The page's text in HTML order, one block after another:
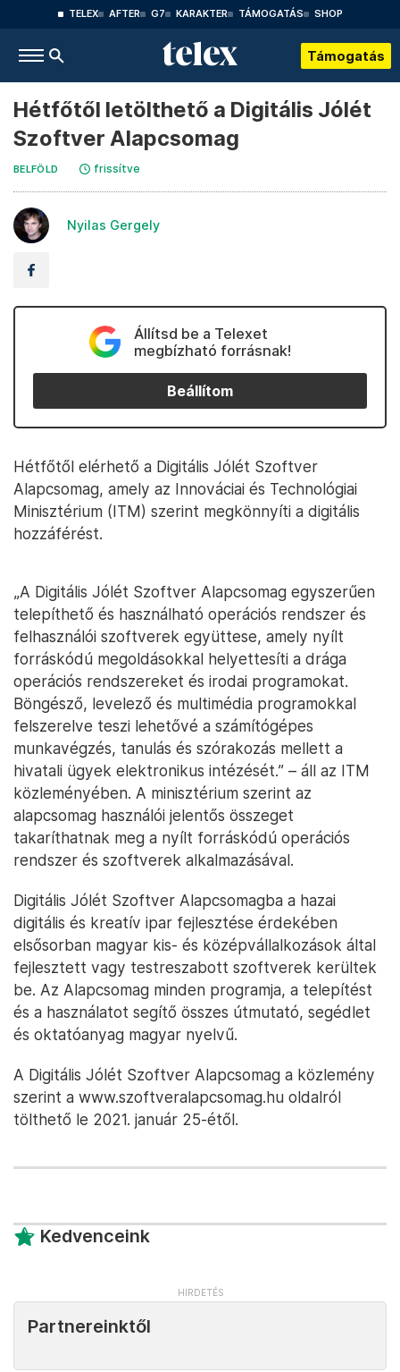
TELEX AFTER G7 KARAKTER TÁMOGATÁS SHOP
Támogatás
Hétfőtől letölthető a Digitális Jólét
Szoftver Alapcsomag
BELFÖLD frissítve
Nyilas Gergely
Állítsd be a Telexet
megbízható forrásnak!
Beállítom
Hétfőtől elérhető a Digitális Jólét Szoftver
Alapcsomag, amely az Innováciai és Technológiai
Minisztérium (ITM) szerint megkönnyíti a digitális
hozzáférést.
„A Digitális Jólét Szoftver Alapcsomag egyszerűen
telepíthető és használható operációs rendszer és
felhasználói szoftverek együttese, amely nyílt
forráskódú megoldásokkal helyettesíti a drága
operációs rendszereket és irodai programokat.
Böngésző, levelező és multimédia programokkal
felszerelve teszi lehetővé a számítógépes
munkavégzés, tanulás és szórakozás mellett a
hivatali ügyek elektronikus intézését.” – áll az ITM
közleményében. A minisztérium szerint az
alapcsomag használói jelentős összeget
takaríthatnak meg a nyílt forráskódú operációs
rendszer és szoftverek alkalmazásával.
Digitális Jólét Szoftver Alapcsomagba a hazai
digitális és kreatív ipar fejlesztése érdekében
elsősorban magyar kis- és középvállalkozások által
fejlesztett vagy testreszabott szoftverek kerültek
be. Az Alapcsomag minden programja, a telepítést
és a használatot segítő összes útmutató, segédlet
és oktatóanyag magyar nyelvű.
A Digitális Jólét Szoftver Alapcsomag a közlemény
szerint a www.szoftveralapcsomag.hu oldalról
tölthető le 2021. január 25-étől.
Kedvenceink
Partnereinktől